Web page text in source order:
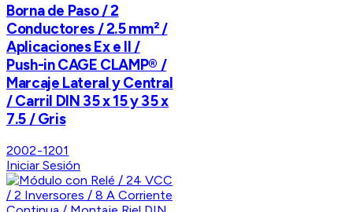
Borna de Paso / 2
Conductores / 2.5 mm² /
Aplicaciones Ex e II /
Push-in CAGE CLAMP® /
Marcaje Lateral y Central
/ Carril DIN 35 x 15 y 35 x
7.5 / Gris
2002-1201
Iniciar Sesión